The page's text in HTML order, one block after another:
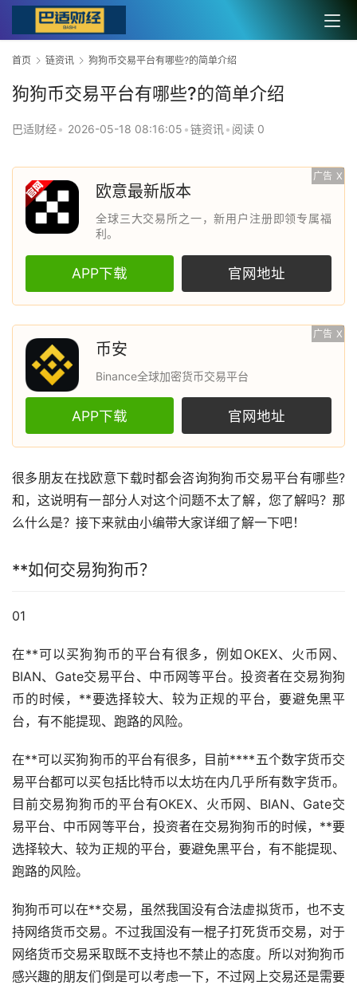
首页 链资讯 狗狗币交易平台有哪些?的简单介绍
狗狗币交易平台有哪些?的简单介绍
巴适财经• 2026-05-18 08:16:05 •链资讯 • 阅读 0
广告 X
欧意最新版本
全球三大交易所之一，新用户注册即领专属福
利。
APP下载 官网地址
广告 X
币安
Binance全球加密货币交易平台
APP下载 官网地址
很多朋友在找欧意下载时都会咨询狗狗币交易平台有哪些?
和，这说明有一部分人对这个问题不太了解，您了解吗？那
么什么是？接下来就由小编带大家详细了解一下吧！
**如何交易狗狗币？
01
在**可以买狗狗币的平台有很多，例如OKEX、 火币网、
BIAN、Gate交易平台、中币网等平台。投资者在交易狗狗
币的时候，**要选择较大、较为正规的平台，要避免黑平
台，有不能提现、跑路的风险。
在**可以买狗狗币的平台有很多，目前****五个数字货币交
易平台都可以买包括比特币以太坊在内几乎所有数字货币。
目前交易狗狗币的平台有OKEX、火币网、BIAN、Gate交
易平台、中币网等平台，投资者在交易狗狗币的时候，**要
选择较大、较为正规的平台，要避免黑平台，有不能提现、
跑路的风险。
狗狗币可以在**交易，虽然我国没有合法虚拟货币，也不支
持网络货币交易。不过我国没有一棍子打死货币交易，对于
网络货币交易采取既不支持也不禁止的态度。所以对狗狗币
感兴趣的朋友们倒是可以考虑一下，不过网上交易还是需要